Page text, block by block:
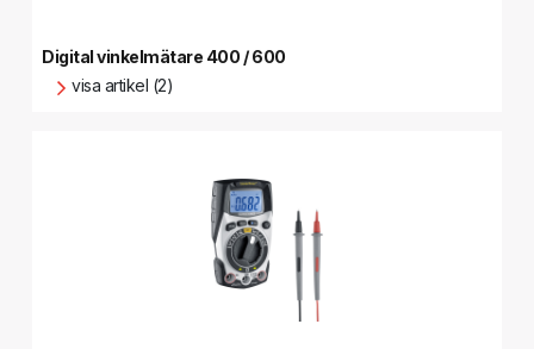
Digital vinkelmätare 400 / 600
visa artikel (2)